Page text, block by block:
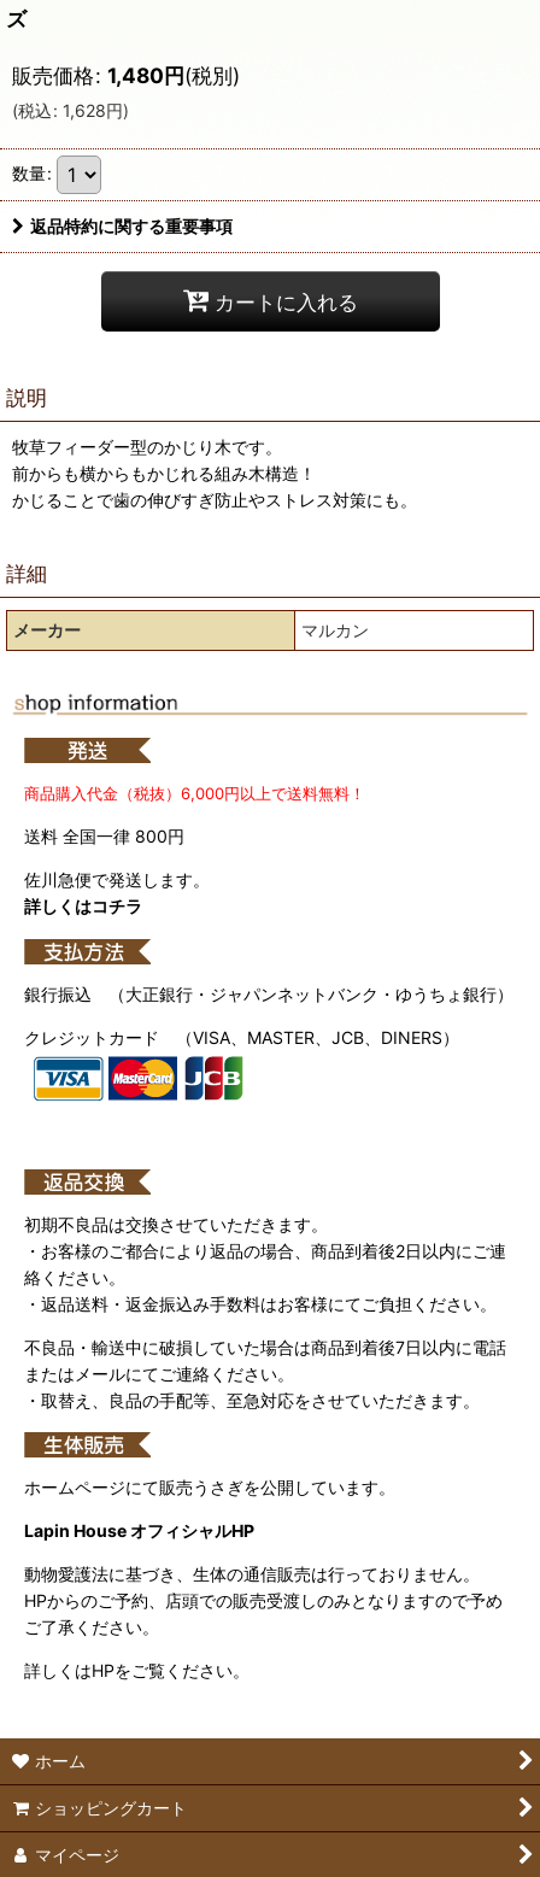
ズ
販売価格: 1,480円(税別)
(税込: 1,628円)
数量:
返品特約に関する重要事項
カートに入れる
説明
牧草フィーダー型のかじり木です。
前からも横からもかじれる組み木構造！
かじることで歯の伸びすぎ防止やストレス対策にも。
詳細
メーカー マルカン
商品購入代金（税抜）6,000円以上で送料無料！
送料 全国一律 800円
佐川急便で発送します。
詳しくはコチラ
銀行振込 （大正銀行・ジャパンネットバンク・ゆうちょ銀行）
クレジットカード （VISA、MASTER、JCB、DINERS）
初期不良品は交換させていただきます。
・お客様のご都合により返品の場合、商品到着後2日以内にご連
絡ください。
・返品送料・返金振込み手数料はお客様にてご負担ください。
不良品・輸送中に破損していた場合は商品到着後7日以内に電話
またはメールにてご連絡ください。
・取替え、良品の手配等、至急対応をさせていただきます。
ホームページにて販売うさぎを公開しています。
Lapin House オフィシャルHP
動物愛護法に基づき、生体の通信販売は行っておりません。
HPからのご予約、店頭での販売受渡しのみとなりますので予め
ご了承ください。
詳しくはHPをご覧ください。
ホーム
ショッピングカート
マイページ